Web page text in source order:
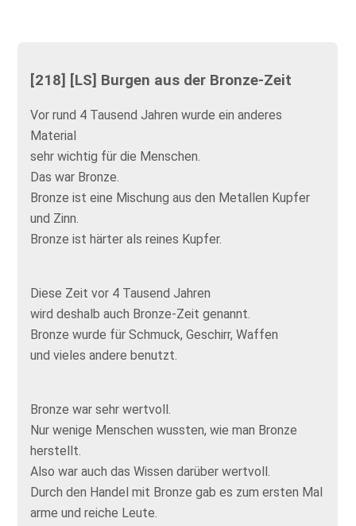
[218] [LS] Burgen aus der Bronze-Zeit
Vor rund 4 Tausend Jahren wurde ein anderes
Material
sehr wichtig für die Menschen.
Das war Bronze.
Bronze ist eine Mischung aus den Metallen Kupfer
und Zinn.
Bronze ist härter als reines Kupfer.
Diese Zeit vor 4 Tausend Jahren
wird deshalb auch Bronze-Zeit genannt.
Bronze wurde für Schmuck, Geschirr, Waffen
und vieles andere benutzt.
Bronze war sehr wertvoll.
Nur wenige Menschen wussten, wie man Bronze
herstellt.
Also war auch das Wissen darüber wertvoll.
Durch den Handel mit Bronze gab es zum ersten Mal
arme und reiche Leute.